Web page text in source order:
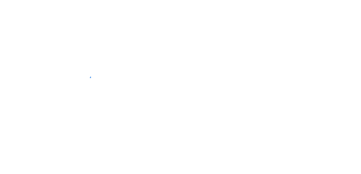
Comece hoje mesmo